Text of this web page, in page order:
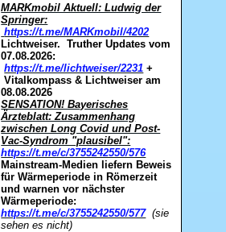
MARKmobil Aktuell: Ludwig der
Springer:
https://t.me/MARKmobil/4202
Lichtweiser. Truther Updates vom
07.08.2026:
https://t.me/lichtweiser/2231 +
Vitalkompass & Lichtweiser am
08.08.2026
SENSATION! Bayerisches
Ärzteblatt: Zusammenhang
zwischen Long Covid und Post-
Vac-Syndrom "plausibel":
https://t.me/c/3755242550/576
Mainstream-Medien liefern Beweis
für Wärmeperiode in Römerzeit
und warnen vor nächster
Wärmeperiode:
https://t.me/c/3755242550/577 (sie
sehen es nicht)